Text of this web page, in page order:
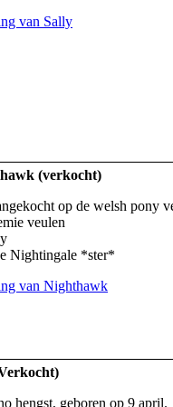
van Sally
(verkocht)
op de welsh pony
veulen
Nightingale *ster*
van Nighthawk
hengst, geboren op 9 april.